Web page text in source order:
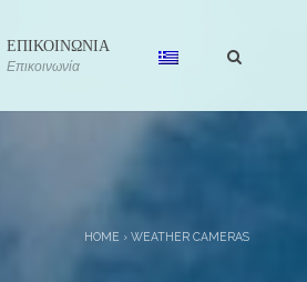
ΕΠΙΚΟΙΝΩΝΙΑ
Επικοινωνία
HOME › WEATHER CAMERAS